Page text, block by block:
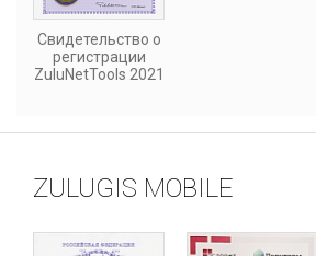
Свидетельство о
регистрации
ZuluNetTools 2021
ZULUGIS MOBILE